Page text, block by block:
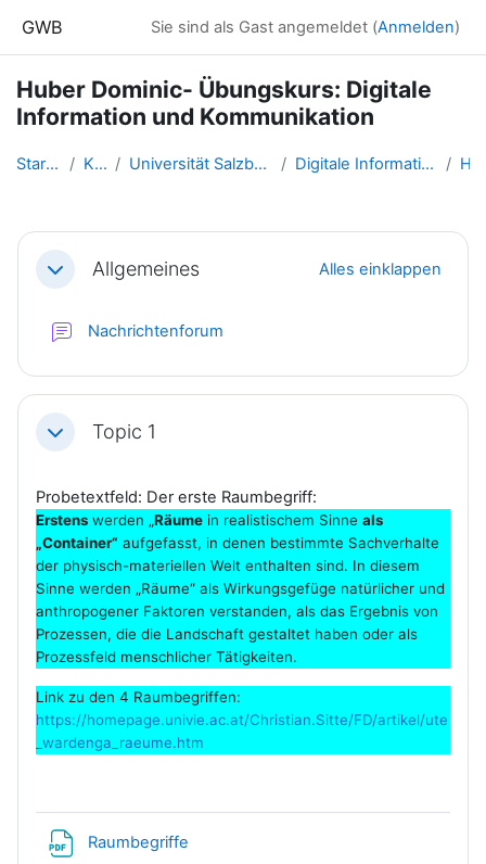
GWB Sie sind als Gast angemeldet (Anmelden)
Huber Dominic- Übungskurs: Digitale
Information und Kommunikation
Startseite Kurse Universität Salzburg - 2017 un... Digitale Information - SS 2016...
Abschnittsübersicht
EinklappenAllgemeines Alles einklappen
Nachrichtenforum
Einklappen
Topic 1
Probetextfeld: Der erste Raumbegriff:
Erstens werden „Räume in realistischem Sinne als
„Container“ aufgefasst, in denen bestimmte Sachverhalte
der physisch-materiellen Welt enthalten sind. In diesem
Sinne werden „Räume“ als Wirkungsgefüge natürlicher und
anthropogener Faktoren verstanden, als das Ergebnis von
Prozessen, die die Landschaft gestaltet haben oder als
Prozessfeld menschlicher Tätigkeiten.
Link zu den 4 Raumbegriffen:
https://homepage.univie.ac.at/Christian.Sitte/FD/artikel/ute
_wardenga_raeume.htm
Raumbegriffe